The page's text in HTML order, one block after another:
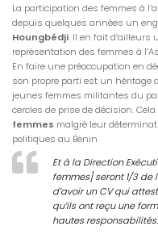
La participation des femmes à
depuis quelques années un
Houngbédji. Il en fait d’ailleurs
représentation des femmes à
En faire une préoccupation en
son propre parti est un héritage
jeunes femmes militantes du
cercles de prise de décision.
femmes malgré leur
politiques au Bénin.
Et à la Direction
femmes] seront 1/3 de
d’avoir un CV qui
qu’ils ont reçu une
hautes responsabilités.